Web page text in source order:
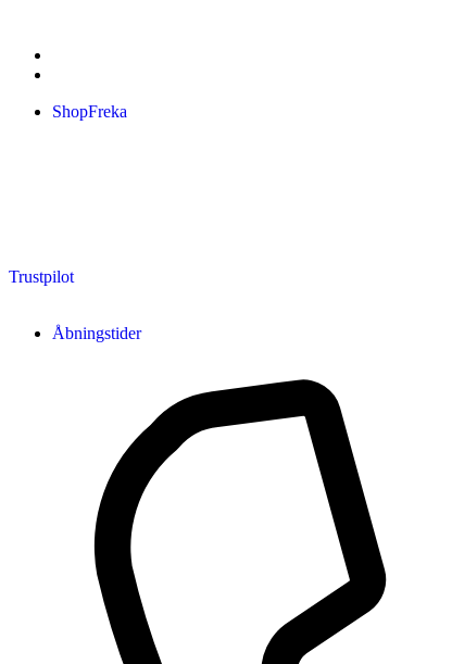
ShopFreka
Trustpilot
Åbningstider